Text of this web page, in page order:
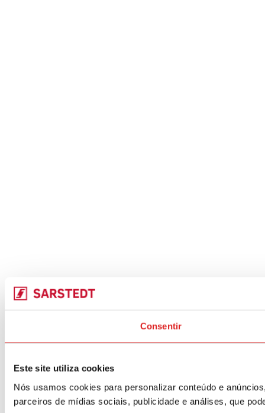
Consentir
Este site utiliza cookies
Nós usamos cookies para personalizar conteúdo e
parceiros de mídias sociais, publicidade e análises, que